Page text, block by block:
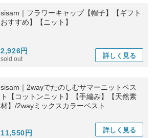
sisam｜フラワーキャップ【帽子】【ギフト
おすすめ】【ニット】
2,926円
sold out 詳しく 見る
sisam｜2wayでたのしむサマーニットベス
ト【コットンニット】【手編み】【天然素
材】/2wayミックスカラーベスト
11,550円 詳しく 見る